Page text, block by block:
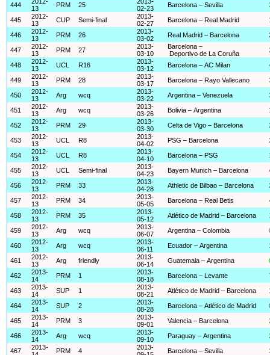
444
13
PRM 25
02-23
Barcelona – Sevilla
445
2012-
13
CUP Semi-final
2013-
02-27
Barcelona – Real Madrid
446
2012-
13
PRM 26
2013-
03-02
Real Madrid – Barcelona
447
2012-
13
PRM 27
2013-
03-10
Barcelona –
Deportivo de La Coruña
448
2012-
13
UCL R16
2013-
03-12
Barcelona – AC Milan
449
2012-
13
PRM 28
2013-
03-17
Barcelona – Rayo Vallecano
450
2012-
13
Arg wcq
2013-
03-22
Argentina – Venezuela
451
2012-
13
Arg wcq
2013-
03-26
Bolivia – Argentina
452
2012-
13
PRM 29
2013-
03-30
Celta de Vigo – Barcelona
453
2012-
13
UCL R8
2013-
04-02
PSG – Barcelona
454
2012-
13
UCL R8
2013-
04-10
Barcelona – PSG
455
2012-
13
UCL Semi-final
2013-
04-23
Bayern Munich – Barcelona
456
2012-
13
PRM 33
2013-
04-28
Athletic de Bilbao – Barcelona
457
2012-
13
PRM 34
2013-
05-05
Barcelona – Real Betis
458
2012-
13
PRM 35
2013-
05-12
Atlético de Madrid – Barcelona
459
2012-
13
Arg wcq
2013-
06-07
Argentina – Colombia
460
2012-
13
Arg wcq
2013-
06-11
Ecuador – Argentina
461
2012-
13
Arg friendly
2013-
06-14
Guatemala – Argentina
462
2013-
14
PRM 1
2013-
08-18
Barcelona – Levante
463
2013-
14
SUP 1
2013-
08-21
Atlético de Madrid – Barcelona
464
2013-
14
SUP 2
2013-
08-28
Barcelona – Atlético de Madrid
465
2013-
14
PRM 3
2013-
09-01
Valencia – Barcelona
466
2013-
14
Arg wcq
2013-
09-10
Paraguay – Argentina
467
2013-
PRM 4
2013-
Barcelona – Sevilla